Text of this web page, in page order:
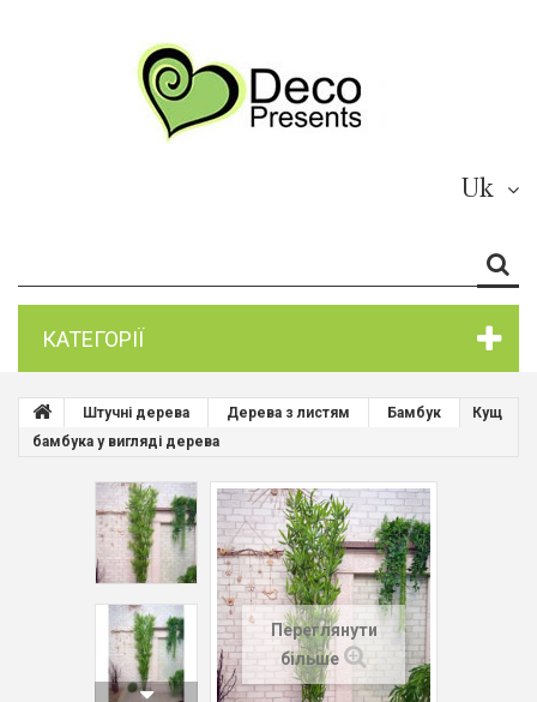
Uk
КАТЕГОРІЇ
Штучні дерева Дерева з листям Бамбук
Кущ
бамбука у вигляді дерева
Переглянути
більше